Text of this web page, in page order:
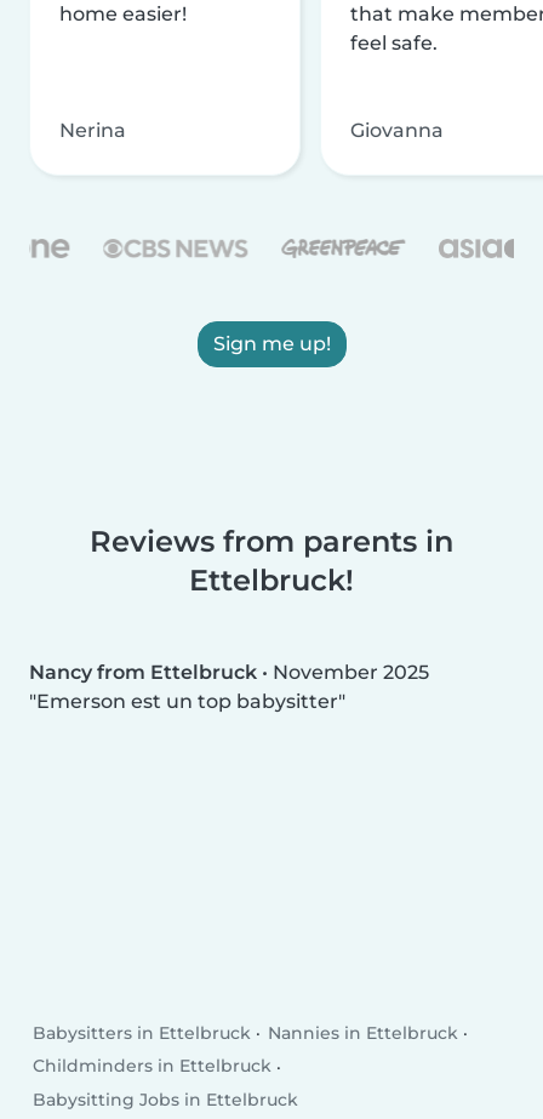
home easier!
Nerina
that make
feel safe.
Giovanna
Sign me up!
Reviews from parents in
Ettelbruck!
Nancy from Ettelbruck • November 2025
Emerson est un top babysitter
Babysitters in Ettelbruck
Nannies in Ettelbruck
Childminders in Ettelbruck
Babysitting Jobs in Ettelbruck